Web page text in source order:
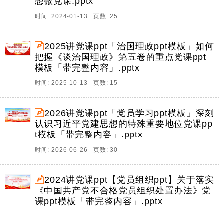
时间: 2024-01-13 页数: 25
2025讲党课ppt「治国理政ppt模板」如何
把握《谈治国理政》第五卷的重点党课ppt
模板「带完整内容」.pptx
时间: 2025-10-13 页数: 15
2026讲党课ppt「党员学习ppt模板」深刻
认识习近平党建思想的特殊重要地位党课pp
t模板「带完整内容」.pptx
时间: 2026-06-26 页数: 30
2024讲党课ppt【党员组织ppt】关于落实
《中国共产党不合格党员组织处置办法》党
课ppt模板「带完整内容」.pptx